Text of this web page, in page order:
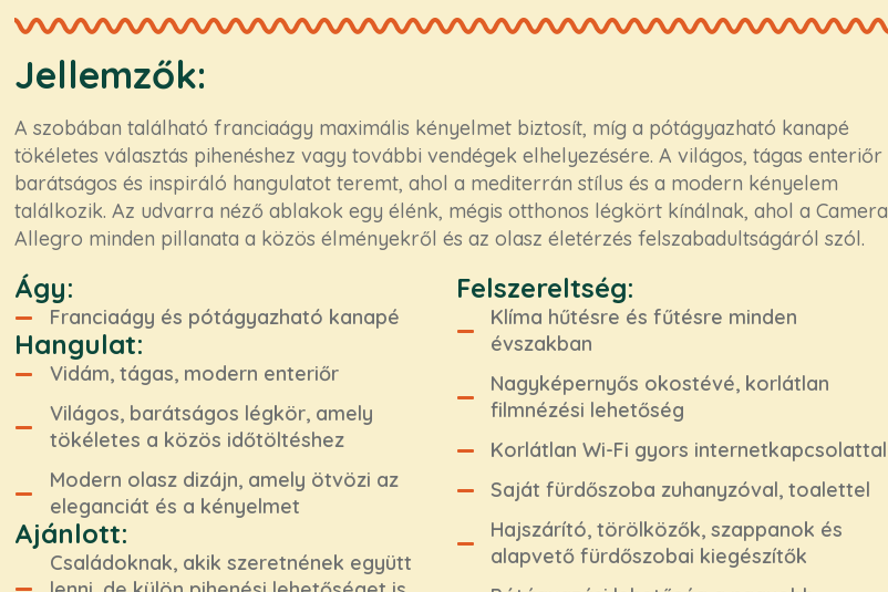
Jellemzők:
A szobában található franciaágy maximális kényelmet biztosít, míg a pótágyazható kanapé
tökéletes választás pihenéshez vagy további vendégek elhelyezésére. A világos, tágas enteriőr
barátságos és inspiráló hangulatot teremt, ahol a mediterrán stílus és a modern kényelem
találkozik. Az udvarra néző ablakok egy élénk, mégis otthonos légkört kínálnak, ahol a Camera
Allegro minden pillanata a közös élményekről és az olasz életérzés felszabadultságáról szól.
Ágy:
Franciaágy és pótágyazható kanapé
Hangulat:
Vidám, tágas, modern enteriőr
Világos, barátságos légkör, amely
tökéletes a közös időtöltéshez
Modern olasz dizájn, amely ötvözi az
eleganciát és a kényelmet
Ajánlott:
Családoknak, akik szeretnének együtt
Felszereltség:
Klíma hűtésre és fűtésre minden
évszakban
Nagyképernyős okostévé, korlátlan
filmnézési lehetőség
Korlátlan Wi-Fi gyors internetkapcsolattal
Saját fürdőszoba zuhanyzóval, toalettel
Hajszárító, törölközők, szappanok és
alapvető fürdőszobai kiegészítők